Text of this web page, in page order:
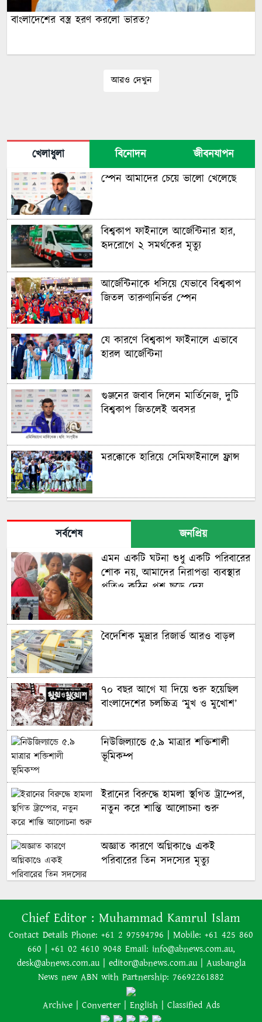
বাংলাদেশের বস্ত্র হরণ করলো ভারত?
আরও দেখুন
খেলাধুলা বিনোদন
জীবনযাপন
স্পেন আমাদের চেয়ে ভালো খেলেছে
বিশ্বকাপ ফাইনালে আর্জেন্টিনার হার,
হৃদরোগে ২ সমর্থকের মৃত্যু
আর্জেন্টিনাকে ধসিয়ে যেভাবে বিশ্বকাপ
জিতল তারুণ্যনির্ভর স্পেন
যে কারণে বিশ্বকাপ ফাইনালে এভাবে
হারল আর্জেন্টিনা
গুঞ্জনের জবাব দিলেন মার্তিনেজ, দুটি
বিশ্বকাপ জিতলেই অবসর
মরক্কোকে হারিয়ে সেমিফাইনালে ফ্রান্স
বাংলাদেশের নারী ফুটবলারদের অদৃশ্য
লড়াই, শিরোপা জিতেও অবহেলিত
গড়লেন ইতিহাস
দিয়েছেন: লাম
পানামার বিদায়
অক্টোপাস পলের উত্তরসূরিরা
অস্ট্রেলিয়াকে ২-০ গোলে হারিয়েছে
যুক্তরাষ্ট্র
সিদ্ধান্ত জানালেন মেসি
বিশ্বকাপের মঞ্চে: অস্ট্রেলিয়ার ফুটবলে
আফ্রিকান রূপকথা
সর্বশেষ
জনপ্রিয়
এমন একটি ঘটনা শুধু একটি পরিবারের
শোক নয়, আমাদের নিরাপত্তা ব্যবস্থার
প্রতিও কঠিন প্রশ্ন ছুড়ে দেয়
বৈদেশিক মুদ্রার রিজার্ভ আরও বাড়ল
৭০ বছর আগে যা ‍দিয়ে শুরু হয়েছিল
বাংলাদেশের চলচ্চিত্র ‘মুখ ও মুখোশ’
নিউজিল্যান্ডে ৫.৯ মাত্রার শক্তিশালী
ভূমিকম্প
ইরানের বিরুদ্ধে হামলা স্থগিত ট্রাম্পের,
নতুন করে শান্তি আলোচনা শুরু
অজ্ঞাত কারণে অগ্নিকাণ্ডে একই
পরিবারের তিন সদস্যের মৃত্যু
অনেক ইতিবাচক অগ্রগতি ঘটেছে:
পররাষ্ট্রমন্ত্রীর সঙ্গে বৈঠকের পর ট্রাম্পের
বিশেষ দূত
আমাকে গ্রেপ্তারের চেষ্টা রুখে দিতে
প্রস্তুত ‘স্পেশাল ফোর্স’
Chief Editor : Muhammad Kamrul Islam
Contact Details Phone: +61 2 97594796 | Mobile: +61 425 860
660 | +61 02 4610 9048 Email: info@abnews.com.au,
desk@abnews.com.au | editor@abnews.com.au | Ausbangla
News new ABN with Partnership: 76692261882
Archive | Converter | English | Classified Ads